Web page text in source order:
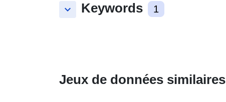
keyboard_arrow_down Keywords 1
Jeux de données similaires